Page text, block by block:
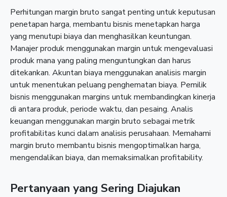
Perhitungan margin bruto sangat penting untuk keputusan
penetapan harga, membantu bisnis menetapkan harga
yang menutupi biaya dan menghasilkan keuntungan.
Manajer produk menggunakan margin untuk mengevaluasi
produk mana yang paling menguntungkan dan harus
ditekankan. Akuntan biaya menggunakan analisis margin
untuk menentukan peluang penghematan biaya. Pemilik
bisnis menggunakan margins untuk membandingkan kinerja
di antara produk, periode waktu, dan pesaing. Analis
keuangan menggunakan margin bruto sebagai metrik
profitabilitas kunci dalam analisis perusahaan. Memahami
margin bruto membantu bisnis mengoptimalkan harga,
mengendalikan biaya, dan memaksimalkan profitability.
Pertanyaan yang Sering Diajukan